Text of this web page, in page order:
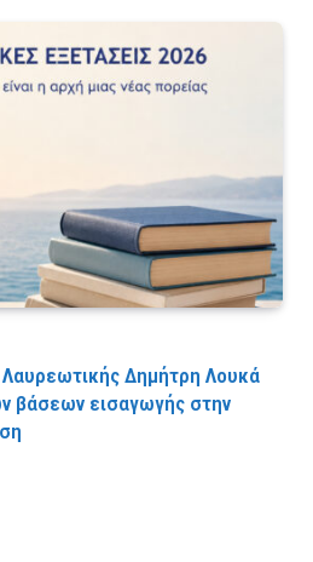
Δημήτρη Λουκά
βάσεων εισαγωγής στην